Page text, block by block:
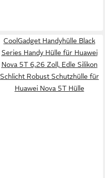
CoolGadget Handyhülle Black
Series Handy Hülle für Huawei
Nova 5T 6,26 Zoll, Edle Silikon
Schlicht Robust Schutzhülle für
Huawei Nova 5T Hülle